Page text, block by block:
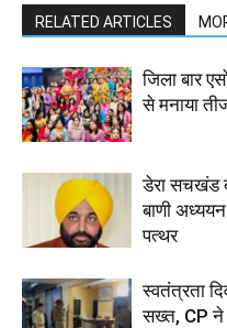
RELATED ARTICLES
जिला बार
से मनाया
डेरा सचखंड
बाणी
पत्थर
स्वतंत्रता
सख्त, CP ने